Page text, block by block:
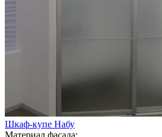
Шкаф-купе Набу
Материал фасада: